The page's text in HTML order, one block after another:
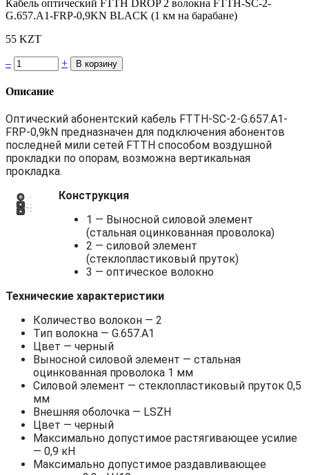
Кабель оптический FTTH DROP 2 волокна FTTH-SC-2-
G.657.A1-FRP-0,9KN BLACK (1 км на барабане)
55 KZT
– +
Описание
Оптический абонентский кабель FTTH-SC-2-G.657.A1-
FRP-0,9kN предназначен для подключения абонентов
последней мили сетей FTTH способом воздушной
прокладки по опорам, возможна вертикальная
прокладка.
Конструкция
1 — Выносной силовой элемент
(стальная оцинкованная проволока)
2 — силовой элемент
(стеклопластиковый пруток)
3 — оптическое волокно
Технические характеристики
Количество волокон — 2
Тип волокна — G.657.A1
Цвет — черный
Выносной силовой элемент — стальная
оцинкованная проволока 1 мм
Силовой элемент — стеклопластиковый пруток 0,5
мм
Внешняя оболочка — LSZH
Цвет — черный
Максимально допустимое растягивающее усилие
— 0,9 кН
Максимально допустимое раздавливающее